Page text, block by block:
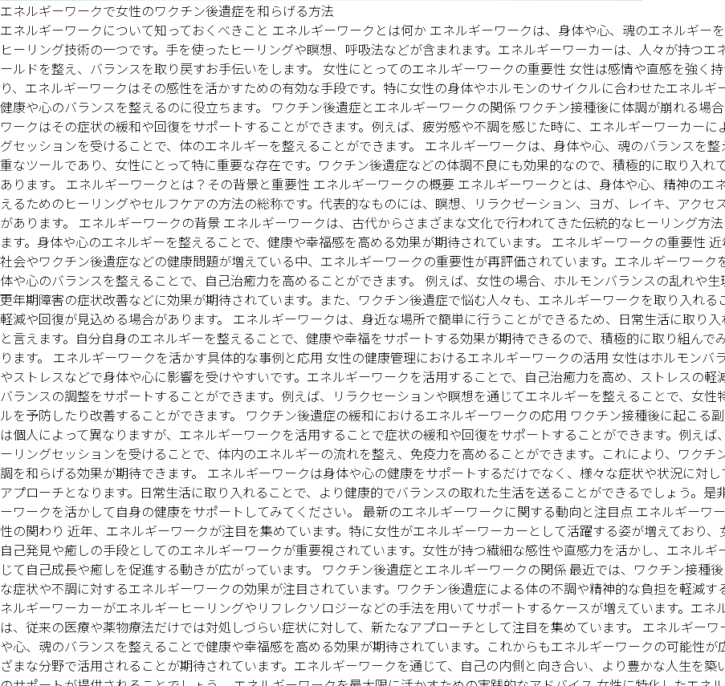
エネルギーワークで女性のワクチン後遺症を和らげる方法
エネルギーワークについて知っておくべきこと エネルギーワークとは何か エネルギーワークは、身体や心、魂のエネルギー
ヒーリング技術の一つです。手を使ったヒーリングや瞑想、呼吸法などが含まれます。エネルギーワーカーは、人々が持つエ
ールドを整え、バランスを取り戻すお手伝いをします。 女性にとってのエネルギーワークの重要性 女性は感情や直感を強く
り、エネルギーワークはその感性を活かすための有効な手段です。特に女性の身体やホルモンのサイクルに合わせたエネルギ
健康や心のバランスを整えるのに役立ちます。 ワクチン後遺症とエネルギーワークの関係 ワクチン接種後に体調が崩れる場
ワークはその症状の緩和や回復をサポートすることができます。例えば、疲労感や不調を感じた時に、エネルギーワーカーに
グセッションを受けることで、体のエネルギーを整えることができます。 エネルギーワークは、身体や心、魂のバランスを
重なツールであり、女性にとって特に重要な存在です。ワクチン後遺症などの体調不良にも効果的なので、積極的に取り入れ
あります。 エネルギーワークとは？その背景と重要性 エネルギーワークの概要 エネルギーワークとは、身体や心、精神のエ
えるためのヒーリングやセルフケアの方法の総称です。代表的なものには、瞑想、リラクゼーション、ヨガ、レイキ、アクセ
があります。 エネルギーワークの背景 エネルギーワークは、古代からさまざまな文化で行われてきた伝統的なヒーリング方
ます。身体や心のエネルギーを整えることで、健康や幸福感を高める効果が期待されています。 エネルギーワークの重要性
社会やワクチン後遺症などの健康問題が増えている中、エネルギーワークの重要性が再評価されています。エネルギーワーク
体や心のバランスを整えることで、自己治癒力を高めることができます。 例えば、女性の場合、ホルモンバランスの乱れや生
更年期障害の症状改善などに効果が期待されています。また、ワクチン後遺症で悩む人々も、エネルギーワークを取り入れる
軽減や回復が見込める場合があります。 エネルギーワークは、身近な場所で簡単に行うことができるため、日常生活に取り
と言えます。自分自身のエネルギーを整えることで、健康や幸福をサポートする効果が期待できるので、積極的に取り組んで
ります。 エネルギーワークを活かす具体的な事例と応用 女性の健康管理におけるエネルギーワークの活用 女性はホルモンバ
やストレスなどで身体や心に影響を受けやすいです。エネルギーワークを活用することで、自己治癒力を高め、ストレスの軽
バランスの調整をサポートすることができます。例えば、リラクセーションや瞑想を通じてエネルギーを整えることで、女性
ルを予防したり改善することができます。 ワクチン後遺症の緩和におけるエネルギーワークの応用 ワクチン接種後に起こる
は個人によって異なりますが、エネルギーワークを活用することで症状の緩和や回復をサポートすることができます。例えば
ーリングセッションを受けることで、体内のエネルギーの流れを整え、免疫力を高めることができます。これにより、ワクチ
調を和らげる効果が期待できます。 エネルギーワークは身体や心の健康をサポートするだけでなく、様々な症状や状況に対し
アプローチとなります。日常生活に取り入れることで、より健康的でバランスの取れた生活を送ることができるでしょう。是
ーワークを活かして自身の健康をサポートしてみてください。 最新のエネルギーワークに関する動向と注目点 エネルギーワ
性の関わり 近年、エネルギーワークが注目を集めています。特に女性がエネルギーワーカーとして活躍する姿が増えており、
自己発見や癒しの手段としてのエネルギーワークが重要視されています。女性が持つ繊細な感性や直感力を活かし、エネルギ
じて自己成長や癒しを促進する動きが広がっています。 ワクチン後遺症とエネルギーワークの関係 最近では、ワクチン接種
な症状や不調に対するエネルギーワークの効果が注目されています。ワクチン後遺症による体の不調や精神的な負担を軽減す
ネルギーワーカーがエネルギーヒーリングやリフレクソロジーなどの手法を用いてサポートするケースが増えています。エネ
は、従来の医療や薬物療法だけでは対処しづらい症状に対して、新たなアプローチとして注目を集めています。 エネルギーワ
や心、魂のバランスを整えることで健康や幸福感を高める効果が期待されています。これからもエネルギーワークの可能性が
ざまな分野で活用されることが期待されています。エネルギーワークを通じて、自己の内側と向き合い、より豊かな人生を築